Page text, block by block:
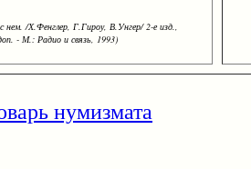
нем. /Х.Фенглер, Г.Гироу, В.Унгер/ 2-е изд.,
- М.: Радио и связь, 1993)
нумизмата